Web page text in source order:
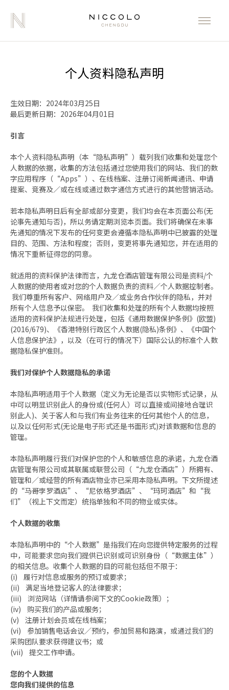
个人资料隐私声明
生效日期：2024年03月25日
最后更新日期：2026年04月01日
引言
本个人资料隐私声明（本“隐私声明”）载列我们收集和处理您个
人数据的依据，收集的方法包括通过您使用我们的网站、我们的数
字应用程序（“Apps”）、在线档案、注册订阅新闻通讯、申请
提案、竞赛及／或在线或通过数字通信方式进行的其他营销活动。
若本隐私声明日后有全部或部分变更，我们均会在本页面公布(无
论事先通知与否)，所以务请定期浏览本页面。我们将确保在未事
先通知的情况下发布的任何变更会遵循本隐私声明中已披露的处理
目的、范围、方法和程度；否则，变更将事先通知您，并在适用的
情况下重新征得您的同意。
就适用的资料保护法律而言，九龙仓酒店管理有限公司是资料/个
人数据的使用者或对您的个人数据负责的资料／个人数据控制者。
我们尊重所有客户、网络用户及／或业务合作伙伴的隐私，并对
所有个人信息予以保密。 我们收集和处理的所有个人数据均按照
适用的资料保护法规进行处理，包括《通用数据保护条例》(欧盟)
(2016/679)、《香港特别行政区个人数据(隐私)条例》、《中国个
人信息保护法》，以及（在可行的情况下）国际公认的标准个人数
据隐私保护准则。
我们对保护个人数据隐私的承诺
本隐私声明适用于个人数据（定义为无论是否以实物形式记录，从
中可以明显识别此人的身份或(任何人）可以直接或间接地合理识
别此人)、关于客人和与我们有业务往来的任何其他个人的信息，
以及以任何形式(无论是电子形式还是书面形式)对该数据和信息的
管理。
本隐私声明履行我们对保护您的个人和敏感信息的承诺，九龙仓酒
店管理有限公司或其联属或联营公司（“九龙仓酒店”）所拥有、
管理和／或经营的所有酒店物业亦已采用本隐私声明。下文所提述
的“马哥孛罗酒店”、“尼依格罗酒店”、“玛珂酒店”和“我
们”（视上下文而定）统指单独和不同的物业或实体。
个人数据的收集
本隐私声明中的“个人数据”是指我们在向您提供特定服务的过程
中，可能要求您向我们提供已识别或可识别身份（“数据主体”）
的相关信息。收集个人数据的目的可能包括但不限于：
(i) 履行对信息或服务的预订或要求；
(ii) 满足当地登记客人的法律要求；
(iii) 浏览网站（详情请参阅下文的Cookie政策）；
(iv) 购买我们的产品或服务；
(v) 注册计划会员或在线档案；
(vi) 参加销售电话会议／预约，参加贸易和路演，或通过我们的
采购团队要求获得建议书；或
(vii) 提交工作申请。
您的个人数据
您向我们提供的信息